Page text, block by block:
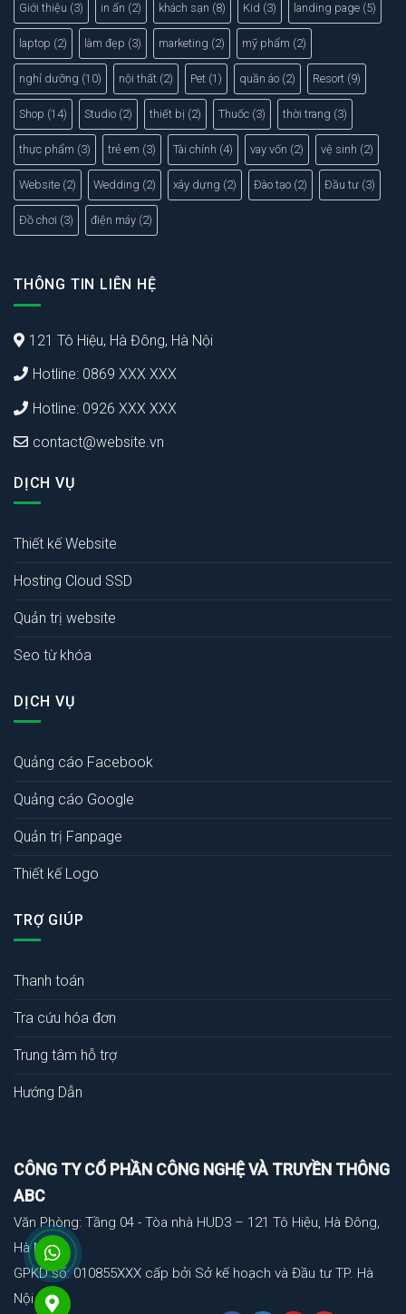
Giới thiệu (3) in ấn (2) khách sạn (8) Kid (3) landing page (5)
laptop (2) làm đẹp (3) marketing (2) mỹ phẩm (2)
nghỉ dưỡng (10) nội thất (2) Pet (1) quần áo (2) Resort (9)
Shop (14) Studio (2) thiết bị (2) Thuốc (3) thời trang (3)
thực phẩm (3) trẻ em (3) Tài chính (4) vay vốn (2) vệ sinh (2)
Website (2) Wedding (2) xây dựng (2) Đào tạo (2) Đầu tư (3)
Đồ chơi (3) điện máy (2)
THÔNG TIN LIÊN HỆ
121 Tô Hiệu, Hà Đông, Hà Nội
Hotline: 0869 XXX XXX
Hotline: 0926 XXX XXX
contact@website.vn
DỊCH VỤ
Thiết kế Website
Hosting Cloud SSD
Quản trị website
Seo từ khóa
DỊCH VỤ
Quảng cáo Facebook
Quảng cáo Google
Quản trị Fanpage
Thiết kế Logo
TRỢ GIÚP
Thanh toán
Tra cứu hóa đơn
Trung tâm hỗ trợ
Hướng Dẫn
CÔNG TY CỔ PHẦN CÔNG NGHỆ VÀ TRUYỀN THÔNG
ABC
Văn Phòng: Tầng 04 - Tòa nhà HUD3 – 121 Tô Hiệu, Hà Đông,
Hà Nội
GPKD số: 010855XXX cấp bởi Sở kế hoạch và Đầu tư TP. Hà
Nội